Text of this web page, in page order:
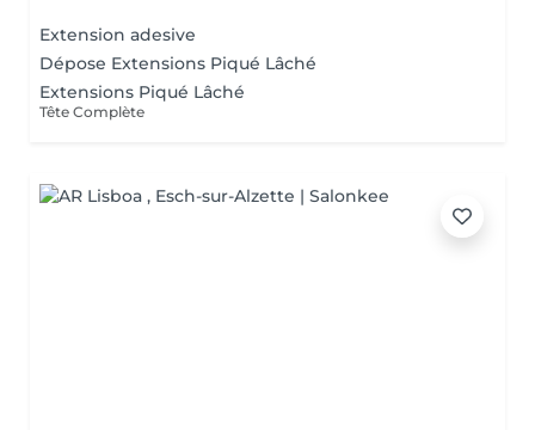
Extension adesive
Dépose Extensions Piqué Lâché
Extensions Piqué Lâché
Tête Complète